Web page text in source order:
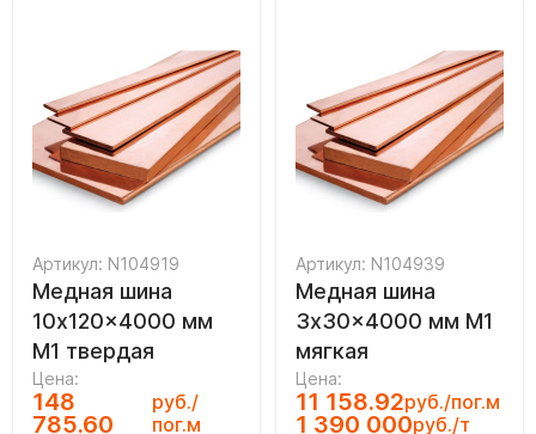
Артикул: N104919
Медная шина
10x120x4000 мм
М1 твердая
Цена:
148
785.60
руб./
пог.м
Артикул: N104939
Медная шина
3x30x4000 мм М1
мягкая
Цена:
11 158.92руб./пог.м
1 390 000руб./т